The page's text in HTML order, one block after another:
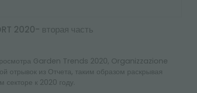
2020- вторая часть
Garden Trends 2020, Organizzazione
отрывок из Отчета, таким образом раскрывая
секторе к 2020 году.